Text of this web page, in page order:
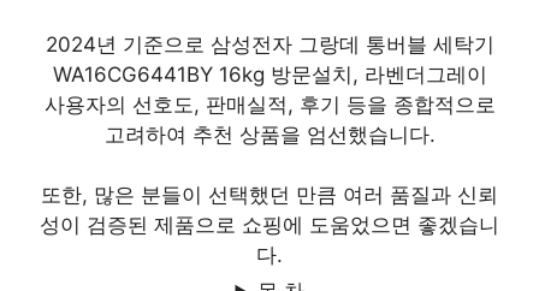
2024년 기준으로 삼성전자 그랑데 통버블 세탁기
WA16CG6441BY 16kg 방문설치, 라벤더그레이
사용자의 선호도, 판매실적, 후기 등을 종합적으로
고려하여 추천 상품을 엄선했습니다.
또한, 많은 분들이 선택했던 만큼 여러 품질과 신뢰
성이 검증된 제품으로 쇼핑에 도움었으면 좋겠습니
다.